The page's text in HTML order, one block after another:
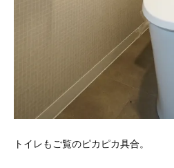
トイレもご覧のピカピカ具合。